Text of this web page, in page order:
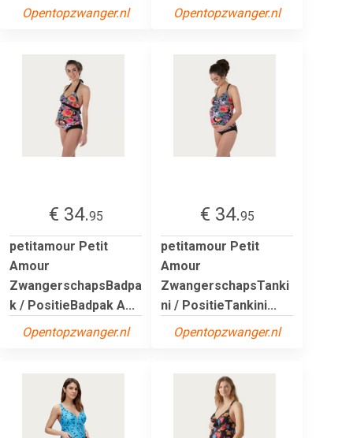
Opentopzwanger.nl
Opentopzwanger.nl
€ 34.95
petitamour Petit
Amour
ZwangerschapsBadpa
k / PositieBadpak A...
Opentopzwanger.nl
€ 34.95
petitamour Petit
Amour
ZwangerschapsTanki
ni / PositieTankini...
Opentopzwanger.nl